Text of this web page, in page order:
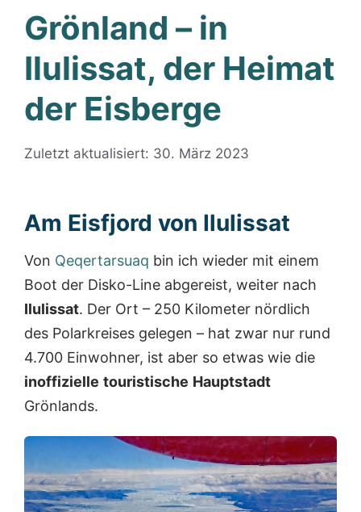
Grönland – in
Ilulissat, der Heimat
der Eisberge
Zuletzt aktualisiert: 30. März 2023
Am Eisfjord von Ilulissat
Von Qeqertarsuaq bin ich wieder mit einem
Boot der Disko-Line abgereist, weiter nach
Ilulissat. Der Ort – 250 Kilometer nördlich
des Polarkreises gelegen – hat zwar nur rund
4.700 Einwohner, ist aber so etwas wie die
inoffizielle touristische Hauptstadt
Grönlands.